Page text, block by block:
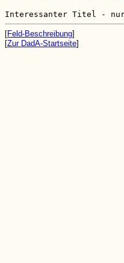
Interessanter Titel -
[Feld-Beschreibung]
[Zur DadA-Startseite]